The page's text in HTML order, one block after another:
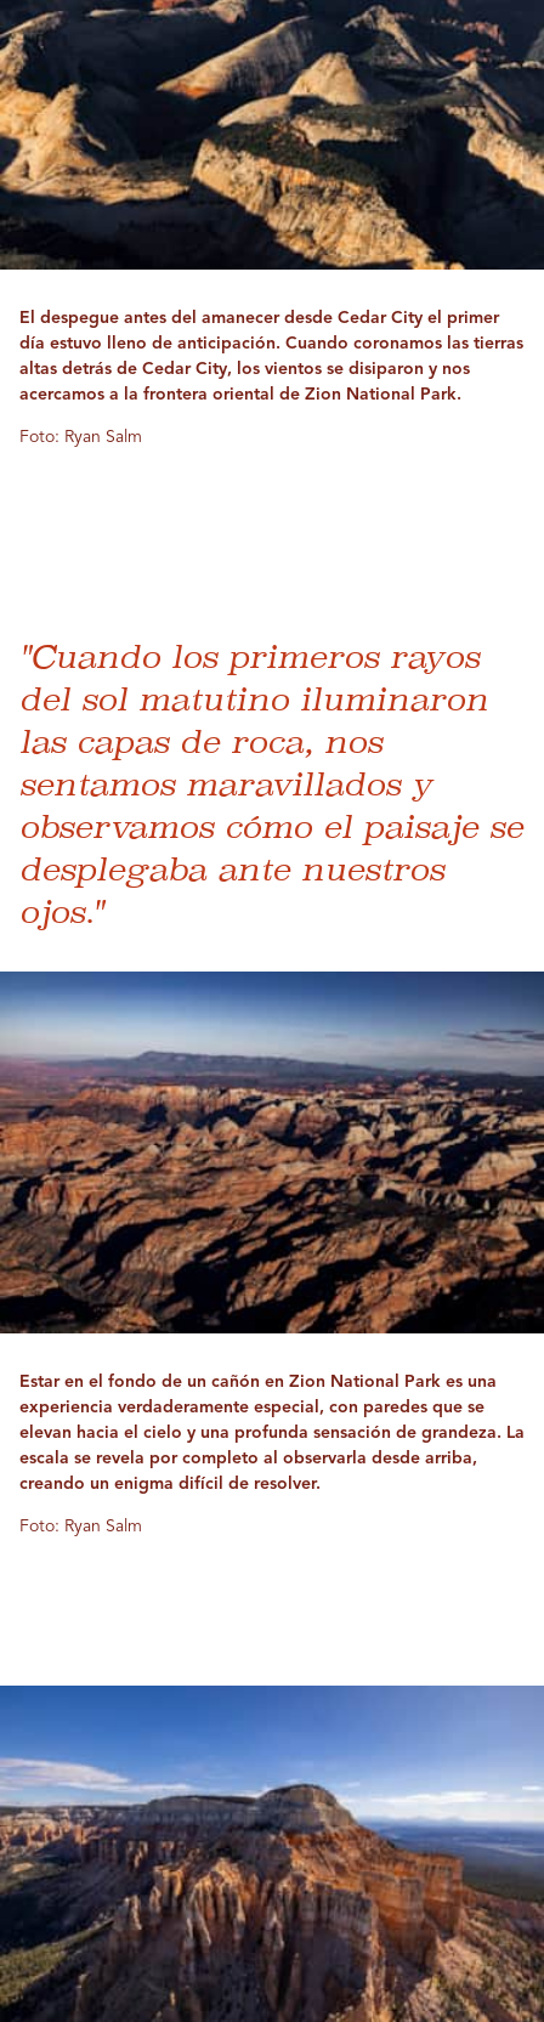
El despegue antes del amanecer desde Cedar City el primer
día estuvo lleno de anticipación. Cuando coronamos las tierras
altas detrás de Cedar City, los vientos se disiparon y nos
acercamos a la frontera oriental de Zion National Park.
Foto: Ryan Salm
"Cuando los primeros rayos
del sol matutino iluminaron
las capas de roca, nos
sentamos maravillados y
observamos cómo el paisaje se
desplegaba ante nuestros
ojos."
Estar en el fondo de un cañón en Zion National Park es una
experiencia verdaderamente especial, con paredes que se
elevan hacia el cielo y una profunda sensación de grandeza. La
escala se revela por completo al observarla desde arriba,
creando un enigma difícil de resolver.
Foto: Ryan Salm